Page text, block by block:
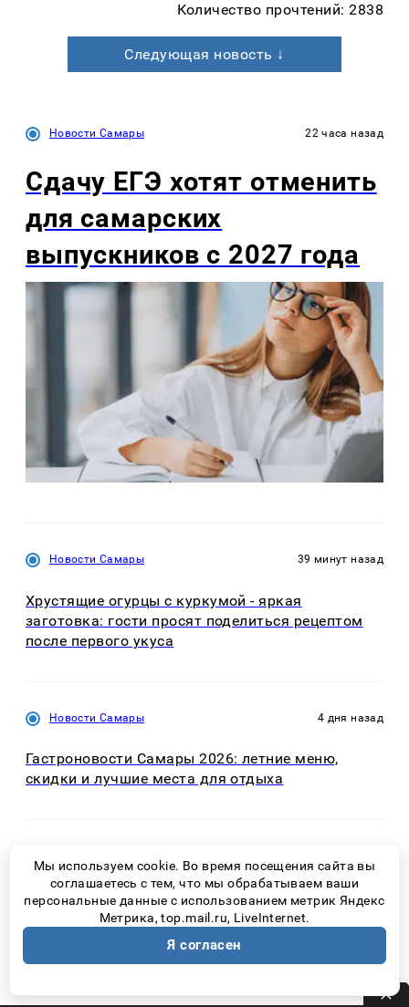
Количество прочтений: 2838
Следующая новость ↓
Новости Самары 22 часа назад
Сдачу ЕГЭ хотят отменить
для самарских
выпускников с 2027 года
Новости Самары 39 минут назад
Хрустящие огурцы с куркумой - яркая
заготовка: гости просят поделиться рецептом
после первого укуса
Новости Самары 4 дня назад
Гастроновости Самары 2026: летние меню,
скидки и лучшие места для отдыха
Компот в банках — это прошлый век: теперь
заливаю на зиму в бутылки, и больше никаких
трудностей с закаткой
Мы используем cookie. Во время посещения сайта вы
соглашаетесь с тем, что мы обрабатываем ваши
персональные данные с использованием метрик Яндекс
Метрика, top.mail.ru, LiveInternet.
Я согласен